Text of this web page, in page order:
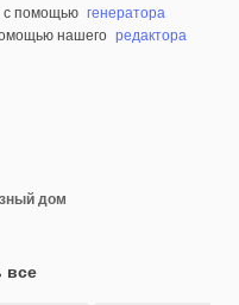
с помощью генератора
нашего редактора
дом
все